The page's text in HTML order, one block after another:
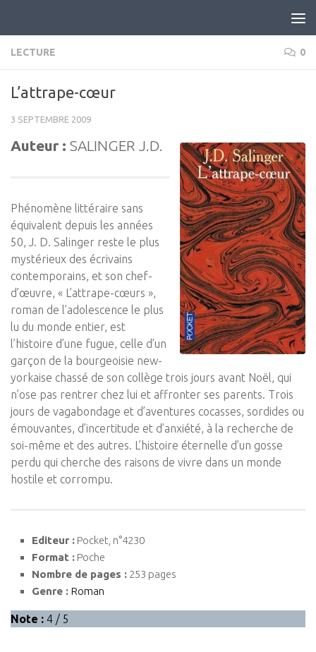
LECTURE 0
L’attrape-cœur
3 SEPTEMBRE 2009
Auteur : SALINGER J.D.
Phénomène littéraire sans
équivalent depuis les années
50, J. D. Salinger reste le plus
mystérieux des écrivains
contemporains, et son chef-
d’œuvre, « L’attrape-cœurs »,
roman de l’adolescence le plus
lu du monde entier, est
l’histoire d’une fugue, celle d’un
garçon de la bourgeoisie new-
yorkaise chassé de son collège trois jours avant Noël, qui
n’ose pas rentrer chez lui et affronter ses parents. Trois
jours de vagabondage et d’aventures cocasses, sordides ou
émouvantes, d’incertitude et d’anxiété, à la recherche de
soi-même et des autres. L’histoire éternelle d’un gosse
perdu qui cherche des raisons de vivre dans un monde
hostile et corrompu.
Editeur : Pocket, n°4230
Format : Poche
Nombre de pages : 253 pages
Genre : Roman
Note : 4 / 5